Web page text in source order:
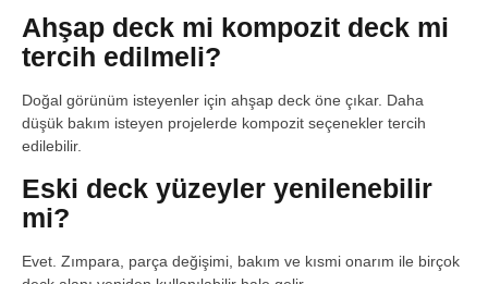
Ahşap deck mi kompozit deck mi
tercih edilmeli?
Doğal görünüm isteyenler için ahşap deck öne çıkar. Daha
düşük bakım isteyen projelerde kompozit seçenekler tercih
edilebilir.
Eski deck yüzeyler yenilenebilir
mi?
Evet. Zımpara, parça değişimi, bakım ve kısmi onarım ile birçok